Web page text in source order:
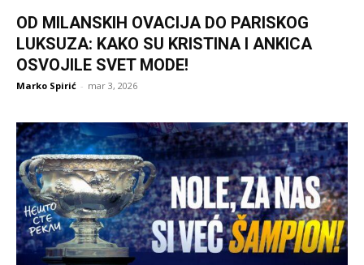
OD MILANSKIH OVACIJA DO PARISKOG
LUKSUZA: KAKO SU KRISTINA I ANKICA
OSVOJILE SVET MODE!
Marko Spirić - mar 3, 2026